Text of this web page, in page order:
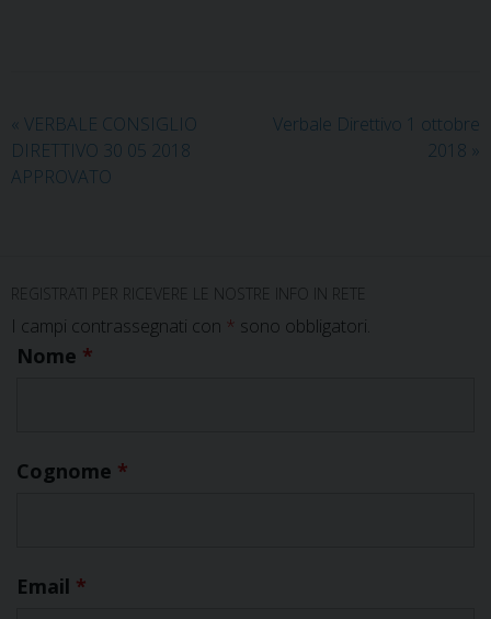
« VERBALE CONSIGLIO
DIRETTIVO 30 05 2018
APPROVATO
Verbale Direttivo 1 ottobre
2018 »
REGISTRATI PER RICEVERE LE NOSTRE INFO IN RETE
I campi contrassegnati con * sono obbligatori.
Nome *
Cognome *
Email *